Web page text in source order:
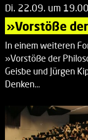
Di. 22.09. um
»Vorstöße
In einem weiteren
»Vorstöße der
Geisbe und Jürgen
Denken…